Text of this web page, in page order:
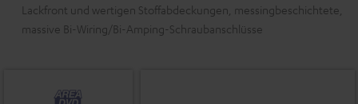
Lackfront und wertigen Stoffabdeckungen, messingbeschichtete,
massive Bi-Wiring/Bi-Amping-Schraubanschlüsse